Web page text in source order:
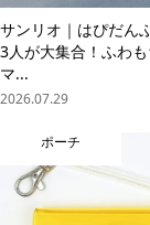
サンリオ｜はぴだん
3人が大集合！ふわ
マ...
2026.07.29
ポーチ